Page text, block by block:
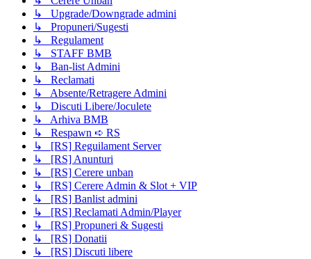
↳ Upgrade/Downgrade admini
↳ Propuneri/Sugesti
↳ Regulament
↳ STAFF BMB
↳ Ban-list Admini
↳ Reclamati
↳ Absente/Retragere Admini
↳ Discuti Libere/Joculete
↳ Arhiva BMB
↳ Respawn ➪ RS
↳ [RS] Reguilament Server
↳ [RS] Anunturi
↳ [RS] Cerere unban
↳ [RS] Cerere Admin & Slot + VIP
↳ [RS] Banlist admini
↳ [RS] Reclamati Admin/Player
↳ [RS] Propuneri & Sugesti
↳ [RS] Donatii
↳ [RS] Discuti libere